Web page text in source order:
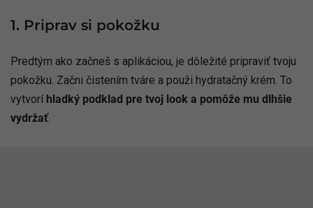
1. Priprav si pokožku
Predtým ako začneš s aplikáciou, je dôležité pripraviť tvoju
pokožku. Začni čistením tváre a použi hydratačný krém. To
vytvorí hladký podklad pre tvoj look a pomôže mu dlhšie
vydržať.